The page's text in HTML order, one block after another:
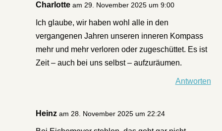
Charlotte am 29. November 2025 um 9:00
Ich glaube, wir haben wohl alle in den
vergangenen Jahren unseren inneren Kompass
mehr und mehr verloren oder zugeschüttet. Es ist
Zeit – auch bei uns selbst – aufzuräumen.
Antworten
Heinz am 28. November 2025 um 22:24